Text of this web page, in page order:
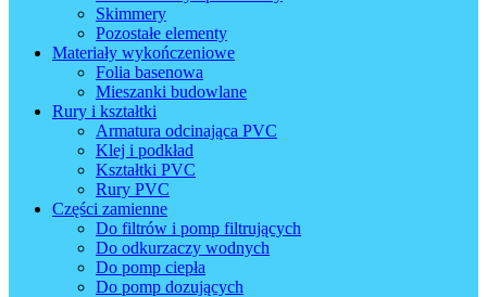
Skimmery
Pozostałe elementy
Materiały wykończeniowe
Folia basenowa
Mieszanki budowlane
Rury i kształtki
Armatura odcinająca PVC
Klej i podkład
Kształtki PVC
Rury PVC
Części zamienne
Do filtrów i pomp filtrujących
Do odkurzaczy wodnych
Do pomp ciepła
Do pomp dozujących